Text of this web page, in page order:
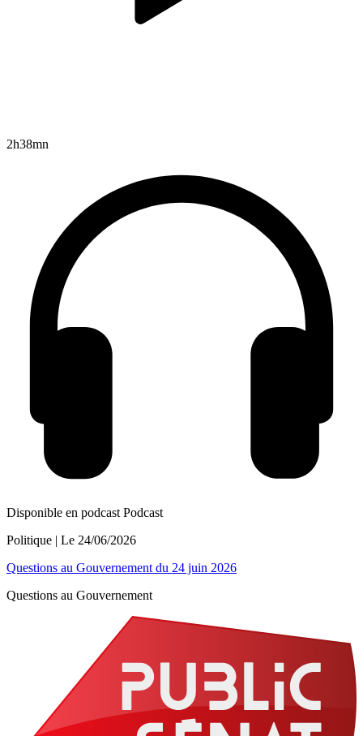
2h38mn
Disponible en podcast Podcast
Politique | Le 24/06/2026
Questions au Gouvernement du 24 juin 2026
Questions au Gouvernement